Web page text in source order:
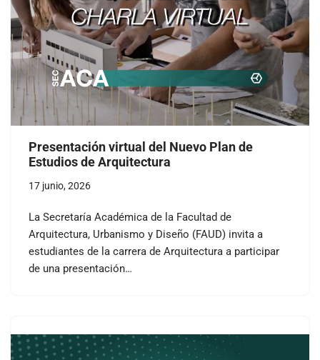
Presentación virtual del Nuevo Plan de
Estudios de Arquitectura
17 junio, 2026
La Secretaría Académica de la Facultad de
Arquitectura, Urbanismo y Diseño (FAUD) invita a
estudiantes de la carrera de Arquitectura a participar
de una presentación…